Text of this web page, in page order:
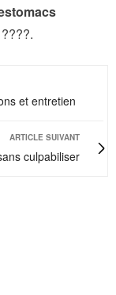
et entretien
ARTICLE SUIVANT
culpabiliser